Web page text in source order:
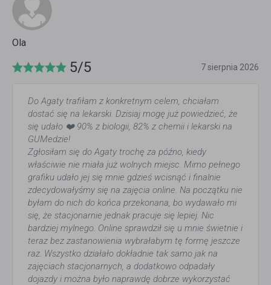
Ola
5/5 7 sierpnia 2026
Do Agaty trafiłam z konkretnym celem, chciałam
dostać się na lekarski. Dzisiaj mogę już powiedzieć, że
się udało ❤️ 90% z biologii, 82% z chemii i lekarski na
GUMedzie!
Zgłosiłam się do Agaty trochę za późno, kiedy
właściwie nie miała już wolnych miejsc. Mimo pełnego
grafiku udało jej się mnie gdzieś wcisnąć i finalnie
zdecydowałyśmy się na zajęcia online. Na początku nie
byłam do nich do końca przekonana, bo wydawało mi
się, że stacjonarnie jednak pracuje się lepiej. Nic
bardziej mylnego. Online sprawdził się u mnie świetnie i
teraz bez zastanowienia wybrałabym tę formę jeszcze
raz. Wszystko działało dokładnie tak samo jak na
zajęciach stacjonarnych, a dodatkowo odpadały
dojazdy i można było naprawdę dobrze wykorzystać